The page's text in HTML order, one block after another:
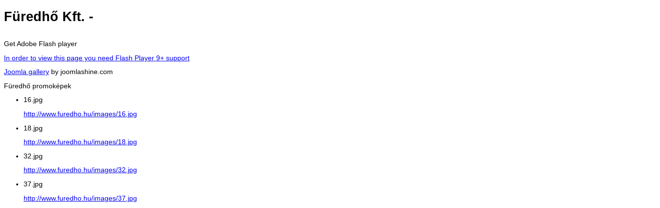
Füredhő Kft. -
Get Adobe Flash player
In order to view this page you need Flash Player 9+ support
Joomla gallery by joomlashine.com
Füredhő promoképek
16.jpg
http://www.furedho.hu/images/16.jpg
18.jpg
http://www.furedho.hu/images/18.jpg
32.jpg
http://www.furedho.hu/images/32.jpg
37.jpg
http://www.furedho.hu/images/37.jpg